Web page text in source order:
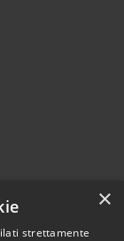
×
strettamente